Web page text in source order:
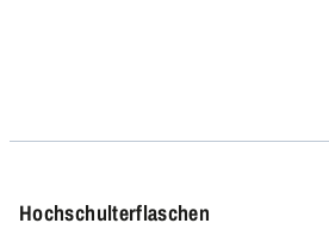
aus LDPE mit einer gelb-
Hochschulterflaschen